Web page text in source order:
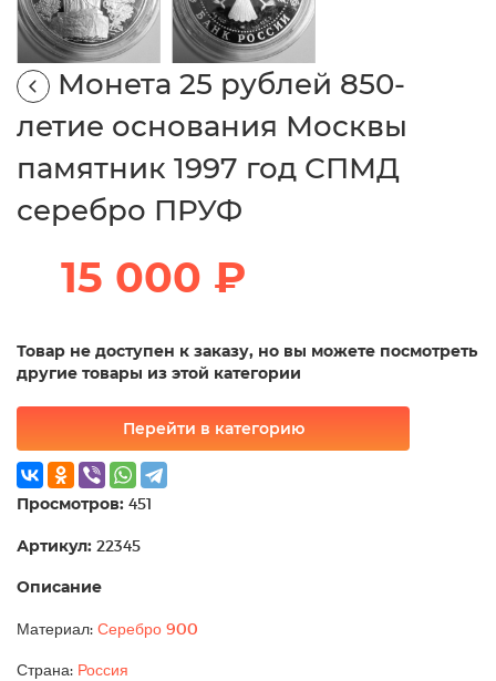
Монета 25 рублей 850-
летие основания Москвы
памятник 1997 год СПМД
серебро ПРУФ
15 000 ₽
Товар не доступен к заказу, но вы можете посмотреть
другие товары из этой категории
Перейти в категорию
Просмотров: 451
Артикул: 22345
Описание
Материал: Серебро 900
Страна: Россия